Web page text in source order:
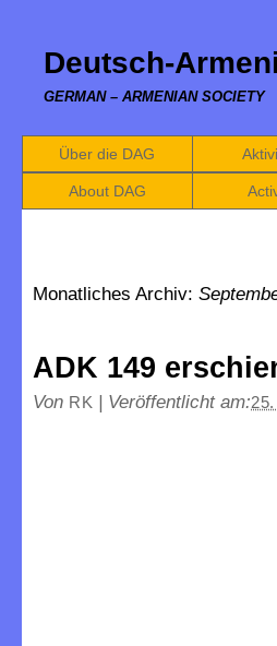
Deutsch-
GERMAN – ARMENIAN SOCIETY
Über die DAG
About DAG
Monatliches Archiv:
ADK 149
Von RK | Veröffentlicht am: